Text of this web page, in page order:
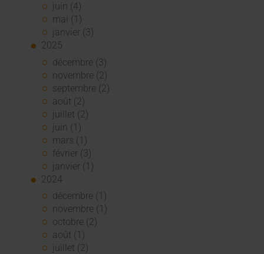
juin (4)
mai (1)
janvier (3)
2025
décembre (3)
novembre (2)
septembre (2)
août (2)
juillet (2)
juin (1)
mars (1)
février (3)
janvier (1)
2024
décembre (1)
novembre (1)
octobre (2)
août (1)
juillet (2)